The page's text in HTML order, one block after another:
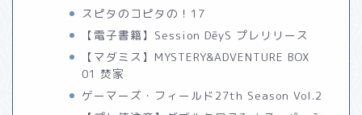
スピタのコピタの！17
【電子書籍】Session DēyS プレリリース
【マダミス】MYSTERY&ADVENTURE BOX
01 焚家
ゲーマーズ・フィールド27th Season Vol.2